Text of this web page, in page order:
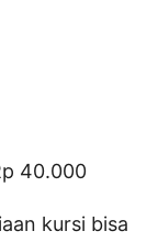
40.000
kursi bisa